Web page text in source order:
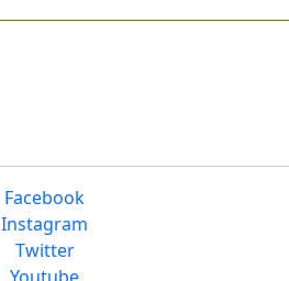
Facebook
Instagram
Twitter